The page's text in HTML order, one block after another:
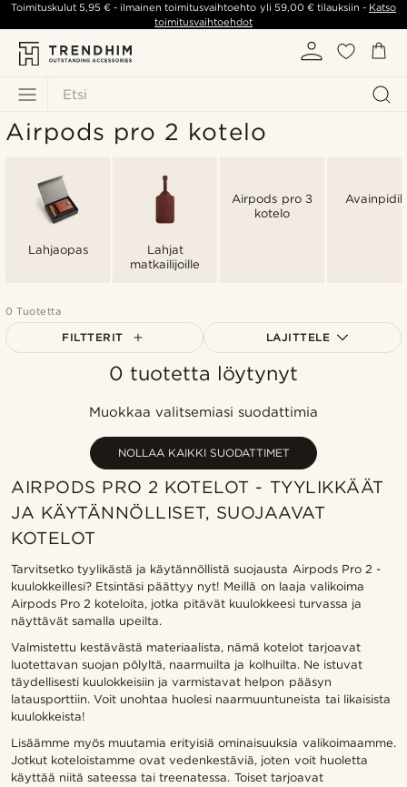
Etsi
Toimituskulut5,95 € - ilmainen toimitusvaihtoehto yli 59,00 €tilauksiin - Katso
toimitusvaihtoehdot
Airpods pro 2 kotelo
Lahjaopas
Lahjat
matkailijoille
Airpods pro 3
kotelo
0 Tuotetta
FILTTERIT LAJITTELE
Suosituin
Kallein
0 tuotetta löytynyt
Muokkaa valitsemiasi suodattimia
NOLLAA KAIKKI SUODATTIMET
AIRPODS PRO 2 KOTELOT - TYYLIKKÄÄT
JA KÄYTÄNNÖLLISET, SUOJAAVAT
KOTELOT
Tarvitsetko tyylikästä ja käytännöllistä suojausta Airpods Pro 2 -
kuulokkeillesi? Etsintäsi päättyy nyt! Meillä on laaja valikoima
Airpods Pro 2 koteloita, jotka pitävät kuulokkeesi turvassa ja
näyttävät samalla upeilta.
Valmistettu kestävästä materiaalista, nämä kotelot tarjoavat
luotettavan suojan pölyltä, naarmuilta ja kolhuilta. Ne istuvat
täydellisesti kuulokkeisiin ja varmistavat helpon pääsyn
latausporttiin. Voit unohtaa huolesi naarmuuntuneista tai likaisista
kuulokkeista!
Lisäämme myös muutamia erityisiä ominaisuuksia valikoimaamme.
Jotkut koteloistamme ovat vedenkestäviä, joten voit huoletta
käyttää niitä sateessa tai treenatessa. Toiset tarjoavat